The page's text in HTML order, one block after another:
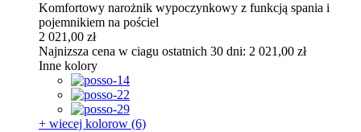
Komfortowy narożnik wypoczynkowy z funkcją spania i
pojemnikiem na pościel
2 021,00 zł
Najnizsza cena w ciagu ostatnich 30 dni: 2 021,00 zł
Inne kolory
+ wiecej kolorow (6)